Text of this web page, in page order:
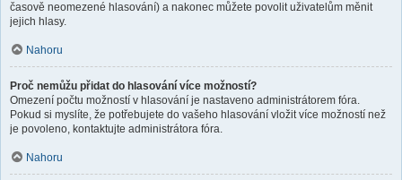
časově neomezené hlasování) a nakonec můžete povolit uživatelům měnit
jejich hlasy.
Nahoru
Proč nemůžu přidat do hlasování více možností?
Omezení počtu možností v hlasování je nastaveno administrátorem fóra.
Pokud si myslíte, že potřebujete do vašeho hlasování vložit více možností než
je povoleno, kontaktujte administrátora fóra.
Nahoru